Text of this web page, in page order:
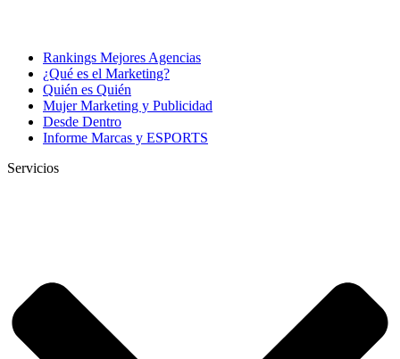
Rankings Mejores Agencias
¿Qué es el Marketing?
Quién es Quién
Mujer Marketing y Publicidad
Desde Dentro
Informe Marcas y ESPORTS
Servicios